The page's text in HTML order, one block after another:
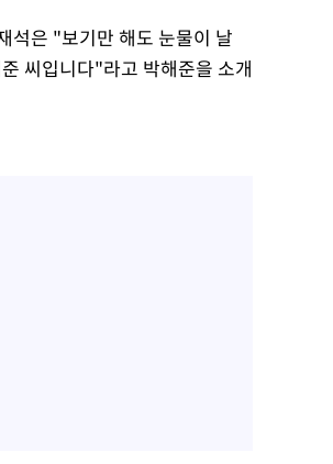
석은 "보기만 해도 눈물이 날
씨입니다"라고 박해준을 소개